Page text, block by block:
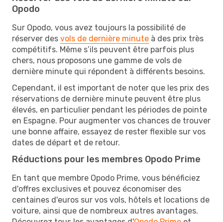
Opodo
Sur Opodo, vous avez toujours la possibilité de
réserver des vols de dernière minute à des prix très
compétitifs. Même s’ils peuvent être parfois plus
chers, nous proposons une gamme de vols de
dernière minute qui répondent à différents besoins.
Cependant, il est important de noter que les prix des
réservations de dernière minute peuvent être plus
élevés, en particulier pendant les périodes de pointe
en Espagne. Pour augmenter vos chances de trouver
une bonne affaire, essayez de rester flexible sur vos
dates de départ et de retour.
Réductions pour les membres Opodo Prime
En tant que membre Opodo Prime, vous bénéficiez
d'offres exclusives et pouvez économiser des
centaines d'euros sur vos vols, hôtels et locations de
voiture, ainsi que de nombreux autres avantages.